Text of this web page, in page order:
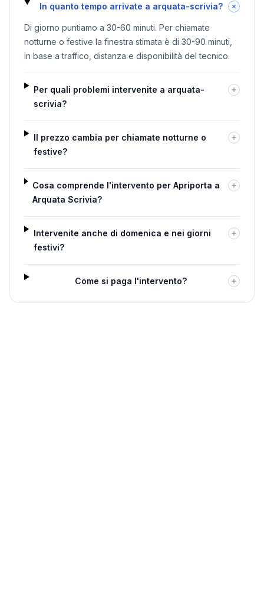
In quanto tempo arrivate a arquata-scrivia?
Di giorno puntiamo a 30-60 minuti. Per chiamate
notturne o festive la finestra stimata è di 30-90 minuti,
in base a traffico, distanza e disponibilità del tecnico.
Per quali problemi intervenite a arquata-
scrivia?
Il prezzo cambia per chiamate notturne o
festive?
Cosa comprende l'intervento per Apriporta a
Arquata Scrivia?
Intervenite anche di domenica e nei giorni
festivi?
Come si paga l'intervento?